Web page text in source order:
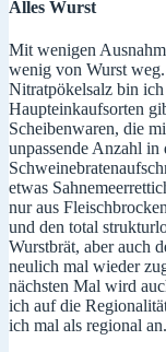
Alles Wurst
Mit wenigen
wenig von Wurst
Nitratpökelsalz bin
Haupteinkaufsorten
Scheibenwaren, die
unpassende Anzahl
etwas
nur aus
und den total
Wurstbrät, aber auch
neulich mal wieder
nächsten Mal wird
ich auf die
ich mal als regional an.